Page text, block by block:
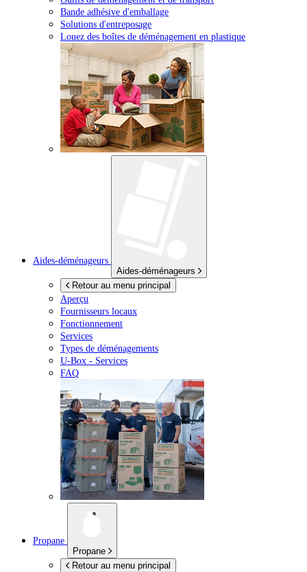
Bande adhésive d'emballage
Solutions d'entreposage
Louez des boîtes de déménagement en plastique
Aides-déménageurs
Aides-déménageurs
Retour au menu principal
Aperçu
Fournisseurs locaux
Fonctionnement
Services
Types de déménagements
U-Box - Services
FAQ
Propane
Propane
Retour au menu principal